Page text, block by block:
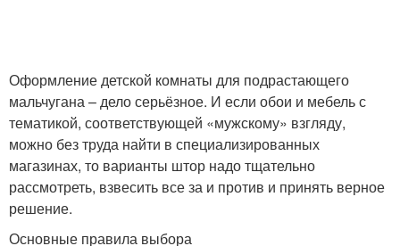
Оформление детской комнаты для подрастающего
мальчугана – дело серьёзное. И если обои и мебель с
тематикой, соответствующей «мужскому» взгляду,
можно без труда найти в специализированных
магазинах, то варианты штор надо тщательно
рассмотреть, взвесить все за и против и принять верное
решение.
Основные правила выбора